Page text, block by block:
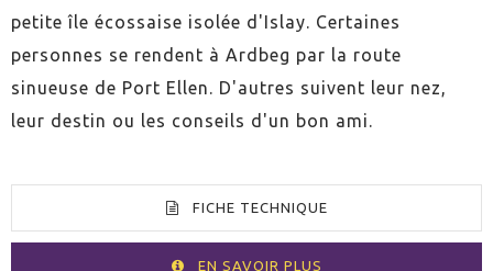
petite île écossaise isolée d'Islay. Certaines
personnes se rendent à Ardbeg par la route
sinueuse de Port Ellen. D'autres suivent leur nez,
leur destin ou les conseils d'un bon ami.
FICHE TECHNIQUE
EN SAVOIR PLUS